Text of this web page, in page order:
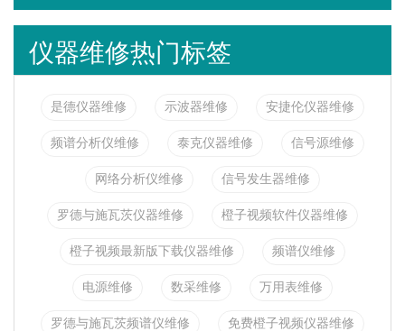
仪器维修热门标签
是德仪器维修 示波器维修 安捷伦仪器维修
频谱分析仪维修 泰克仪器维修 信号源维修
网络分析仪维修 信号发生器维修
罗德与施瓦茨仪器维修 橙子视频软件仪器维修
橙子视频最新版下载仪器维修 频谱仪维修
电源维修 数采维修 万用表维修
罗德与施瓦茨频谱仪维修 免费橙子视频仪器维修